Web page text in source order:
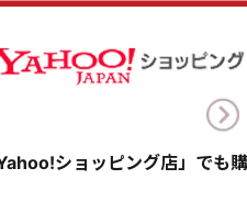
ショッピング店」でも購